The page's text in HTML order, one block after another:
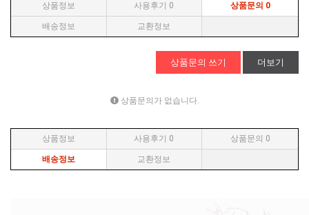
상품정보 사용후기 0 상품문의 0
배송정보 교환정보
상품문의 쓰기 더보기
상품문의가 없습니다.
상품정보 사용후기 0 상품문의 0
배송정보 교환정보